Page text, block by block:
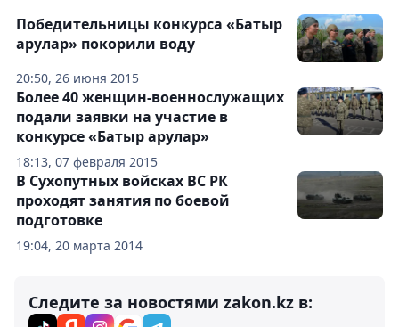
20:50, 26 июня 2015
Победительницы конкурса «Батыр
арулар» покорили воду
18:13, 07 февраля 2015
Более 40 женщин-военнослужащих
подали заявки на участие в
конкурсе «Батыр арулар»
19:04, 20 марта 2014
В Сухопутных войсках ВС РК
проходят занятия по боевой
подготовке
Следите за новостями zakon.kz в: